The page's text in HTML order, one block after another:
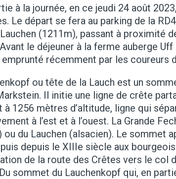
à la journée, en ce jeudi 24 août
Le départ se fera au parking de la
(1211m), passant à proximité
le déjeuner à la ferme auberge
récemment par les coureurs
ou tête de la Lauch est un
Il initie une ligne de crête
à 1256 mètres d’altitude, ligne qui
à l’est et à l’ouest. La Grande
ou du Lauchen (alsacien). Le sommet
depuis le XIIIe siècle aux
de la route des Crêtes vers le col
sommet du Lauchenkopf qui, en